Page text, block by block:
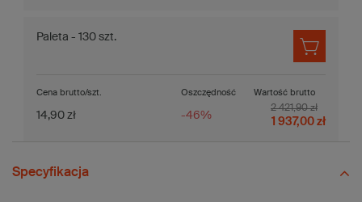
Paleta - 130 szt.
Oszczędność
-46%
Cena brutto/szt.
14,90 zł
Wartość brutto
1 937,00 zł
2 421,90 zł
Specyfikacja